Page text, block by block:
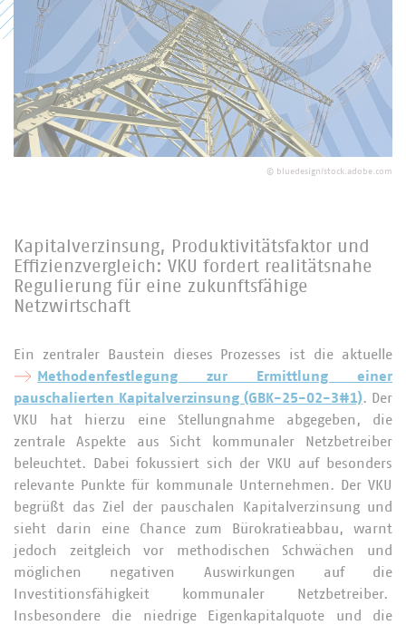
© bluedesign/stock.adobe.com
Kapitalverzinsung, Produktivitätsfaktor und
Effizienzvergleich: VKU fordert realitätsnahe
Regulierung für eine zukunftsfähige
Netzwirtschaft
Ein zentraler Baustein dieses Prozesses ist die aktuelle
Methodenfestlegung zur Ermittlung einer
pauschalierten Kapitalverzinsung (GBK-25-02-3#1). Der
VKU hat hierzu eine Stellungnahme abgegeben, die
zentrale Aspekte aus Sicht kommunaler Netzbetreiber
beleuchtet. Dabei fokussiert sich der VKU auf besonders
relevante Punkte für kommunale Unternehmen. Der VKU
begrüßt das Ziel der pauschalen Kapitalverzinsung und
sieht darin eine Chance zum Bürokratieabbau, warnt
jedoch zeitgleich vor methodischen Schwächen und
möglichen negativen Auswirkungen auf die
Investitionsfähigkeit kommunaler Netzbetreiber.
Insbesondere die niedrige Eigenkapitalquote und die